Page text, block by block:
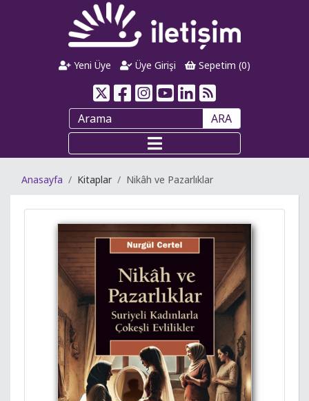
Yeni Üye Üye Girişi Sepetim (0)
ARA
Anasayfa Kitaplar Nikâh ve Pazarlıklar